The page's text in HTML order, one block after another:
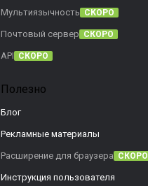
Мультиязычность СКОРО
Почтовый сервер СКОРО
API СКОРО
Полезно
Блог
Рекламные материалы
Расширение для браузера СКОРО
Инструкция пользователя